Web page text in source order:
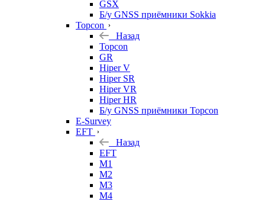
GSX
Б/у GNSS приёмники Sokkia
Topcon
Назад
Topcon
GR
Hiper V
Hiper SR
Hiper VR
Hiper HR
Б/у GNSS приёмники Topcon
E-Survey
EFT
Назад
EFT
M1
M2
M3
M4